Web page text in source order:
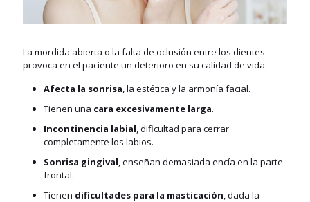
La mordida abierta o la falta de oclusión entre los dientes
provoca en el paciente un deterioro en su calidad de vida:
Afecta la sonrisa, la estética y la armonía facial.
Tienen una cara excesivamente larga.
Incontinencia labial, dificultad para cerrar
completamente los labios.
Sonrisa gingival, enseñan demasiada encía en la parte
frontal.
Tienen dificultades para la masticación, dada la